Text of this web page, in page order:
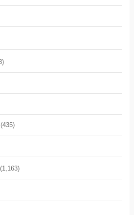
(435)
(1,163)